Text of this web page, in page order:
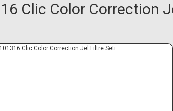
Clic Color Correction